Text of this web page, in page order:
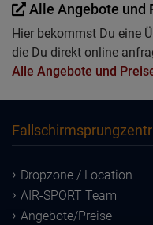
Alle Angebote und
Hier bekommst Du eine
die Du direkt online
Alle Angebote und
Dropzone / Location
AIR-SPORT Team
Angebote/Preise